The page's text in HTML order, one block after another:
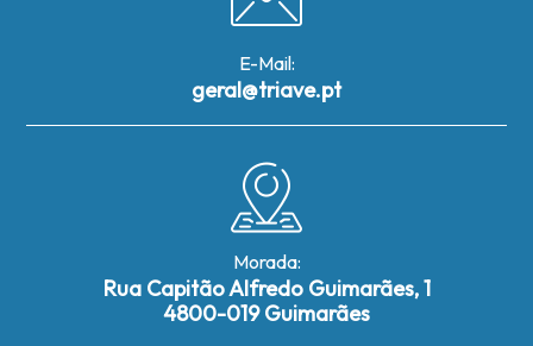
E-Mail:
geral@triave.pt
Morada:
Rua Capitão Alfredo Guimarães, 1
4800-019 Guimarães